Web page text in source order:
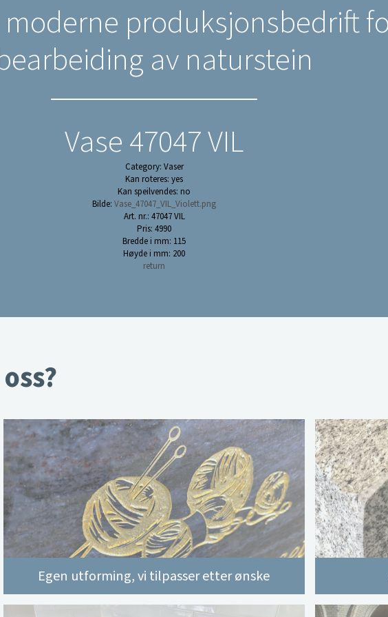
moderne produksjonsbedrift
av naturstein
Vase 47047 VIL
Category: Vaser
Kan roteres: yes
Kan speilvendes: no
Bilde: Vase_47047_VIL_Violett.png
Art. nr.: 47047 VIL
Pris: 4990
Bredde i mm: 115
Høyde i mm: 200
return
Egen utforming, vi tilpasser etter ønske